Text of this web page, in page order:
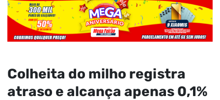
Colheita do milho registra
atraso e alcança apenas 0,1%